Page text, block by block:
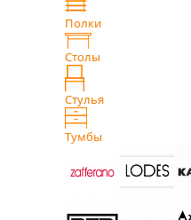
Полки
Столы
Стулья
Тумбы